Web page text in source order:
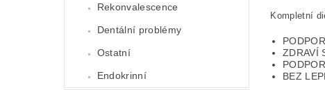
Rekonvalescence
Dentální problémy
Ostatní
Endokrinní
Kompletní
ZDRAVÍ
BEZ